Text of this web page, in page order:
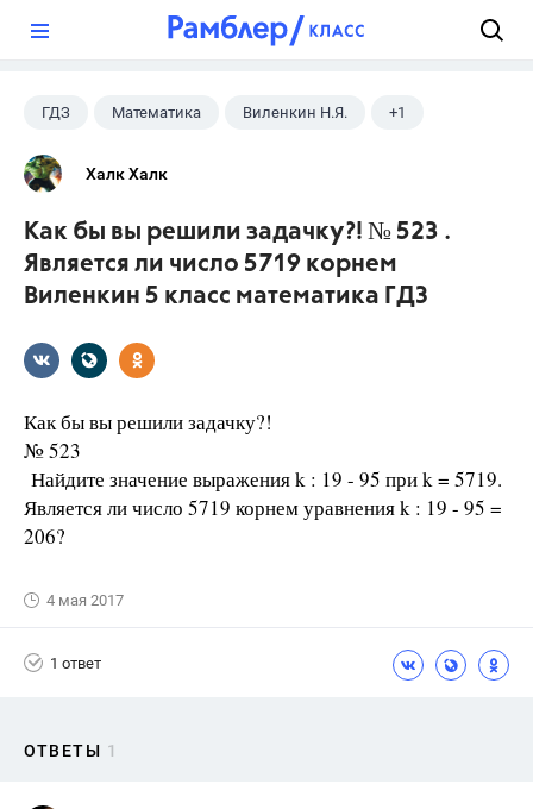
ГДЗ Математика Виленкин Н.Я. +1
5 класс
Халк Халк
Как бы вы решили задачку?! № 523 .
Является ли число 5719 корнем
Виленкин 5 класс математика ГДЗ
Как бы вы решили задачку?!
№ 523
Найдите значение выражения k : 19 - 95 при k = 5719.
Является ли число 5719 корнем уравнения k : 19 - 95 =
206?
4 мая 2017
1 ответ
ОТВЕТЫ 1